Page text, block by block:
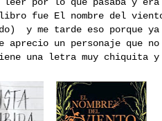
por lo que pasaba y
fue El nombre del
y me tarde eso porque
un personaje que no
una letra muy chiquita